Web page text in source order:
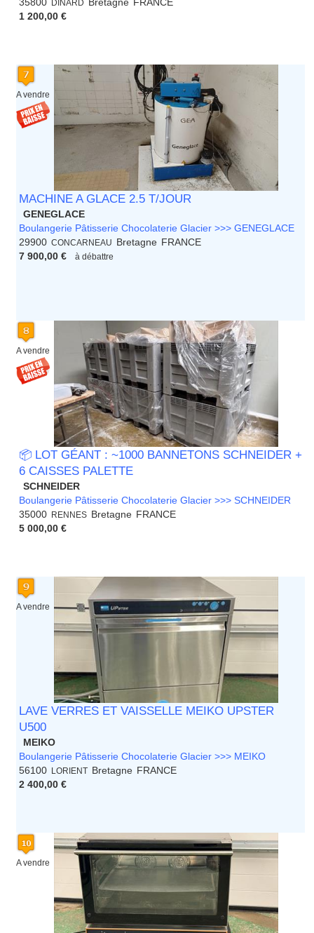
35800 DINARD Bretagne FRANCE
1 200,00 €
A vendre
MACHINE A GLACE 2.5 T/JOUR
GENEGLACE
Boulangerie Pâtisserie Chocolaterie Glacier >>> GENEGLACE
29900 CONCARNEAU Bretagne FRANCE
7 900,00 €
à débattre
A vendre
📦 LOT GÉANT : ~1000 BANNETONS SCHNEIDER +
6 CAISSES PALETTE
SCHNEIDER
Boulangerie Pâtisserie Chocolaterie Glacier >>> SCHNEIDER
35000
RENNES Bretagne FRANCE
5 000,00 €
A vendre
LAVE VERRES ET VAISSELLE MEIKO UPSTER
U500
MEIKO
Boulangerie Pâtisserie Chocolaterie Glacier >>> MEIKO
56100
LORIENT Bretagne FRANCE
2 400,00 €
A vendre